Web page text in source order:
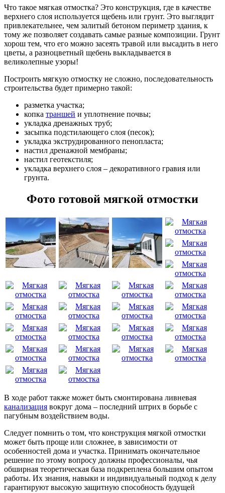
Что такое мягкая отмостка? Это конструкция, где в качестве
верхнего слоя используется щебень или грунт. Это выглядит
привлекательнее, чем залитый бетоном периметр здания, к
тому же позволяет создавать самые разные композиции. Грунт
хорош тем, что его можно засеять травой или высадить в него
цветы, а разноцветный щебень выкладывается в
великолепные узоры!
Построить мягкую отмостку не сложно, последовательность
строительства будет примерно такой:
разметка участка;
копка траншей и уплотнение почвы;
укладка дренажных труб;
засыпка подстилающего слоя (песок);
укладка экструдированного пенопласта;
настил дренажной мембраны;
настил геотекстиля;
укладка верхнего слоя – декоративного гравия или
грунта.
Фото готовой мягкой отмостки
В ходе работ также может быть смонтирована ливневая
канализация вокруг дома – последний штрих в борьбе с
пагубным воздействием воды.
Следует помнить о том, что конструкция мягкой отмостки
может быть проще или сложнее, в зависимости от
особенностей дома и участка. Принимать окончательное
решение по этому вопросу должны профессионалы, чья
обширная теоретическая база подкреплена большим опытом
работы. Их знания, навыки и индивидуальный подход к делу
гарантируют высокую защитную способность будущей